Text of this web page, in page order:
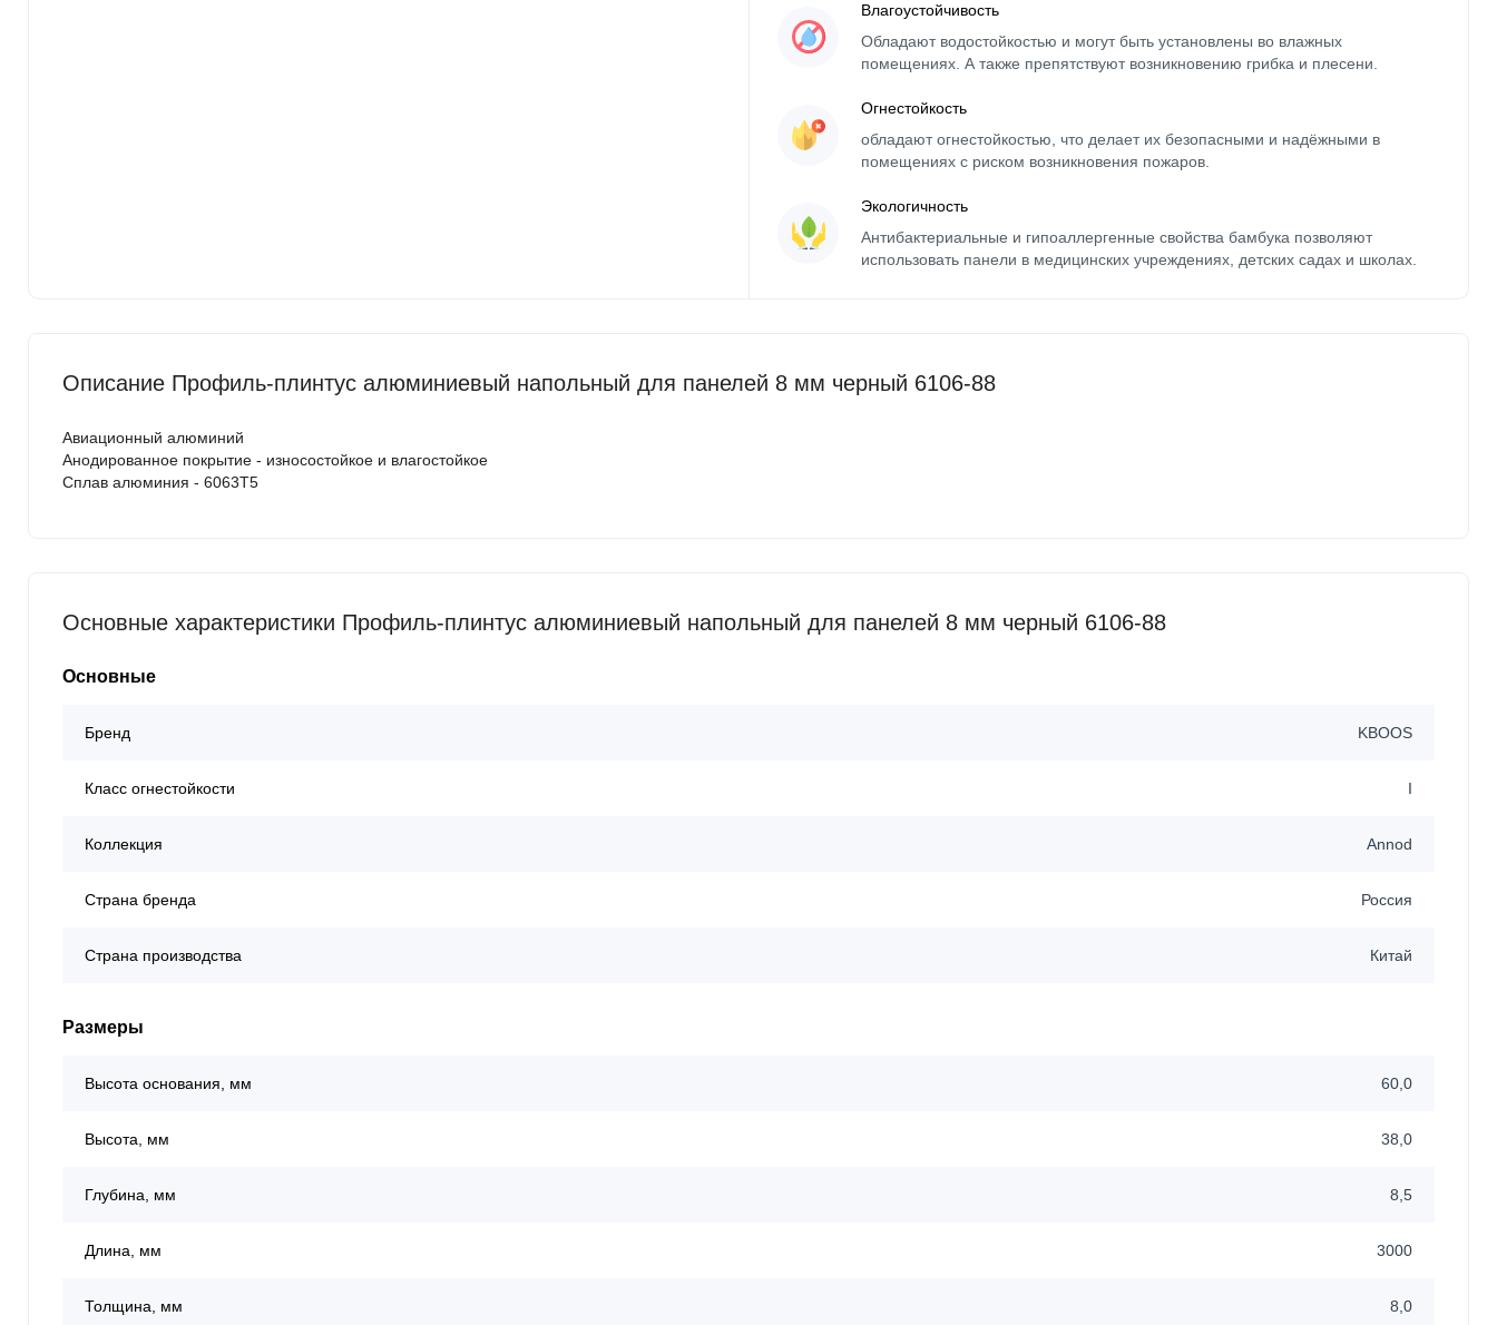
Влагоустойчивость
Обладают водостойкостью и могут быть установлены во влажных
помещениях. А также препятствуют возникновению грибка и плесени.
Огнестойкость
обладают огнестойкостью, что делает их безопасными и надёжными в
помещениях с риском возникновения пожаров.
Экологичность
Антибактериальные и гипоаллергенные свойства бамбука позволяют
использовать панели в медицинских учреждениях, детских садах и школах.
Описание Профиль-плинтус алюминиевый напольный для панелей 8 мм черный 6106-88
Авиационный алюминий
Анодированное покрытие - износостойкое и влагостойкое
Сплав алюминия - 6063Т5
Основные характеристики Профиль-плинтус алюминиевый напольный для панелей 8 мм черный 6106-88
Основные
Бренд KBOOS
Класс огнестойкости I
Коллекция Annod
Страна бренда Россия
Страна производства Китай
Размеры
Высота основания, мм 60,0
Высота, мм 38,0
Глубина, мм 8,5
Длина, мм 3000
Толщина, мм 8,0